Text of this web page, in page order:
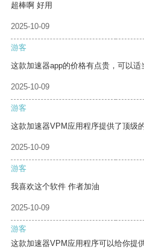
超棒啊 好用
2025-10-09
游客
这款加速器app的价格有点贵，可以适
2025-10-09
游客
这款加速器VPM应用程序提供了顶级
2025-10-09
游客
我喜欢这个软件 作者加油
2025-10-09
游客
这款加速器VPM应用程序可以给你提